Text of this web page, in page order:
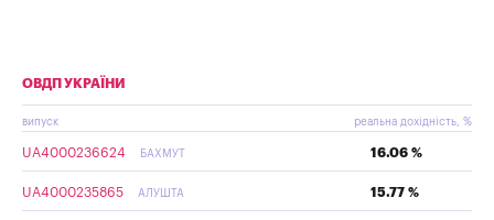
ОВДП УКРАЇНИ
випуск реальна дохідність, %
UA4000236624 БАХМУТ 16.06 %
UA4000235865 АЛУШТА 15.77 %